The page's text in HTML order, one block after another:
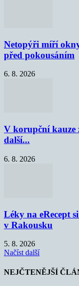
Netopýři míří
před pokousáním
6. 8. 2026
V korupční kauze
další...
6. 8. 2026
Léky na eRecept
v Rakousku
5. 8. 2026
Načíst další
NEJČTENĚJŠÍ